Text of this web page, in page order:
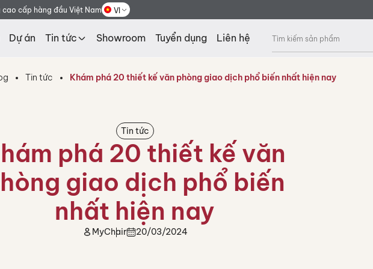
cấp hàng đầu Việt Nam VI
Dự án Tin tức Showroom Tuyển dụng Liên hệ
kiếm
phẩm
Tin tức Khám phá 20 thiết kế văn phòng giao dịch phổ biến nhất hiện nay
Tin tức
phá 20 thiết kế văn
giao dịch phổ biến
nhất hiện nay
MyChair 20/03/2024